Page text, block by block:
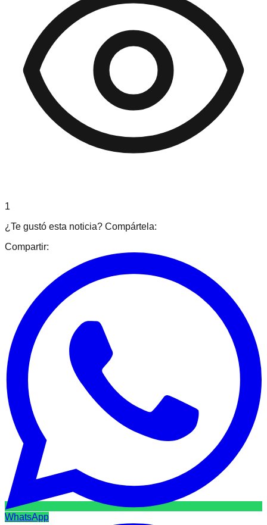
1
¿Te gustó esta noticia? Compártela:
Compartir:
WhatsApp